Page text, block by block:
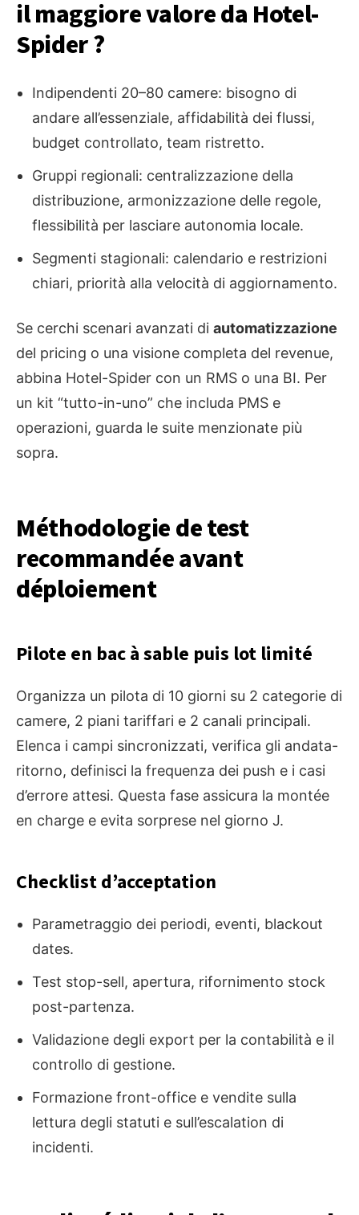
il maggiore valore da Hotel-
Spider ?
Indipendenti 20–80 camere: bisogno di
andare all’essenziale, affidabilità dei flussi,
budget controllato, team ristretto.
Gruppi regionali: centralizzazione della
distribuzione, armonizzazione delle regole,
flessibilità per lasciare autonomia locale.
Segmenti stagionali: calendario e restrizioni
chiari, priorità alla velocità di aggiornamento.
Se cerchi scenari avanzati di automatizzazione
del pricing o una visione completa del revenue,
abbina Hotel-Spider con un RMS o una BI. Per
un kit “tutto-in-uno” che includa PMS e
operazioni, guarda le suite menzionate più
sopra.
Méthodologie de test
recommandée avant
déploiement
Pilote en bac à sable puis lot limité
Organizza un pilota di 10 giorni su 2 categorie di
camere, 2 piani tariffari e 2 canali principali.
Elenca i campi sincronizzati, verifica gli andata-
ritorno, definisci la frequenza dei push e i casi
d’errore attesi. Questa fase assicura la montée
en charge e evita sorprese nel giorno J.
Checklist d’acceptation
Parametraggio dei periodi, eventi, blackout
dates.
Test stop-sell, apertura, rifornimento stock
post-partenza.
Validazione degli export per la contabilità e il
controllo di gestione.
Formazione front-office e vendite sulla
lettura degli statuti e sull’escalation di
incidenti.